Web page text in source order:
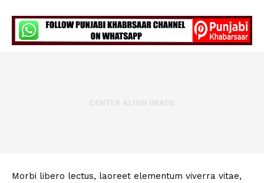
Morbi libero lectus, laoreet elementum viverra vitae,